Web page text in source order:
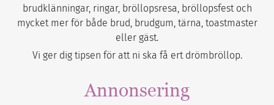
brudklänningar, ringar, bröllopsresa, bröllopsfest och
mycket mer för både brud, brudgum, tärna, toastmaster
eller gäst.
Vi ger dig tipsen för att ni ska få ert drömbröllop.
Annonsering